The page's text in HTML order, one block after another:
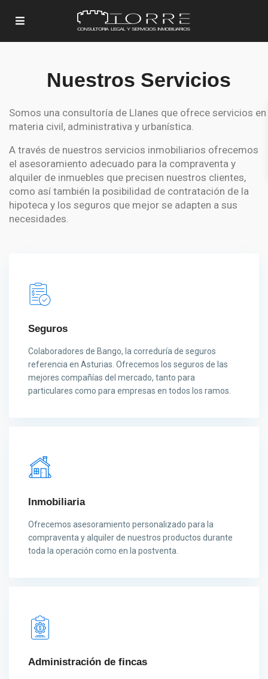
Nuestros Servicios
Somos una consultoría de Llanes que ofrece servicios en
materia civil, administrativa y urbanística.
A través de nuestros servicios inmobiliarios ofrecemos
el asesoramiento adecuado para la compraventa y
alquiler de inmuebles que precisen nuestros clientes,
como así también la posibilidad de contratación de la
hipoteca y los seguros que mejor se adapten a sus
necesidades.
Seguros
Colaboradores de Bango, la correduría de seguros
referencia en Asturias. Ofrecemos los seguros de las
mejores compañías del mercado, tanto para
particulares como para empresas en todos los ramos.​
Inmobiliaria
Ofrecemos asesoramiento personalizado para la
compraventa y alquiler de nuestros productos durante
toda la operación como en la postventa.
Administración de fincas